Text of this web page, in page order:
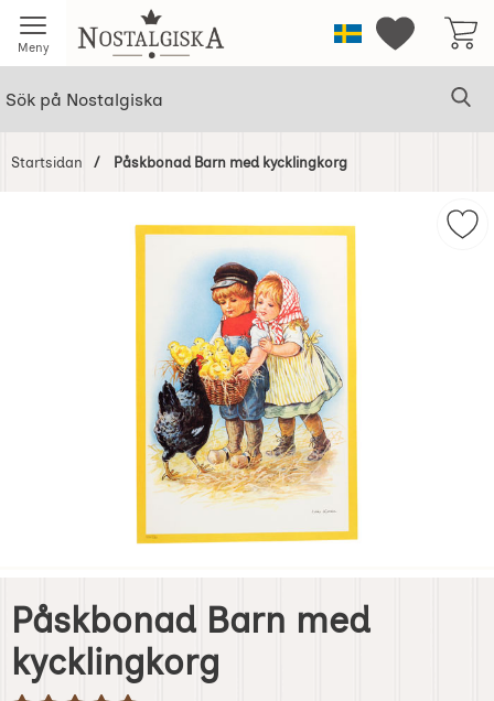
Meny Startsidan för NostalgiskaSverigeMina
Startsidan Påskbonad Barn med kycklingkorg
Påskbonad Barn med
kycklingkorg